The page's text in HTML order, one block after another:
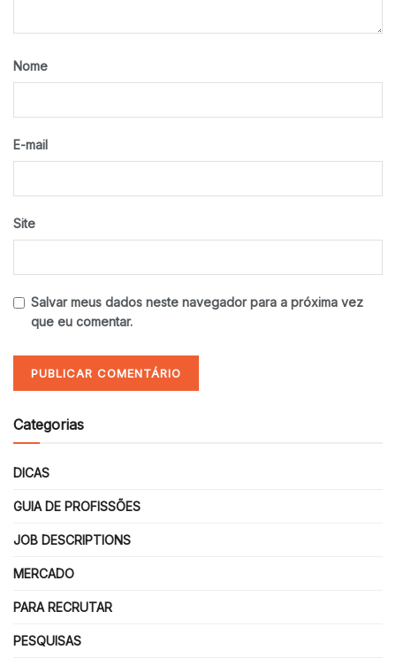
Nome
E-mail
Site
Salvar meus dados neste navegador para a próxima vez
que eu comentar.
Categorias
DICAS
GUIA DE PROFISSÕES
JOB DESCRIPTIONS
MERCADO
PARA RECRUTAR
PESQUISAS